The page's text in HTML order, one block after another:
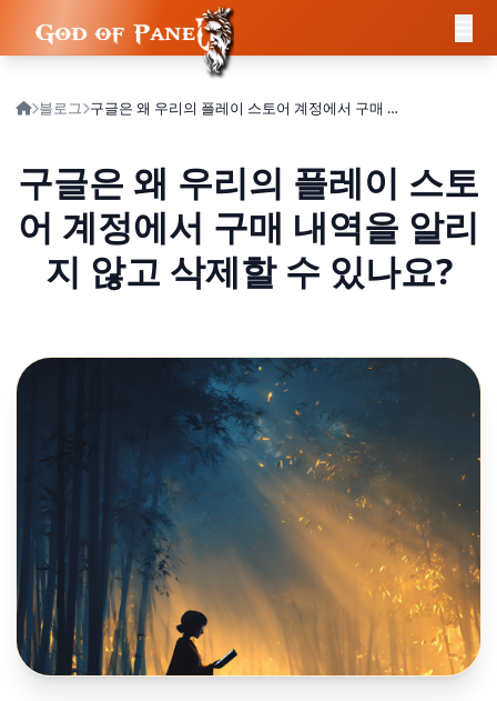
블로그 구글은 왜 우리의 플레이 스토어 계정에서 구매 내역을 알리지 않고 삭제할 수 있나요?
구글은 왜 우리의 플레이 스토
어 계정에서 구매 내역을 알리
지 않고 삭제할 수 있나요?